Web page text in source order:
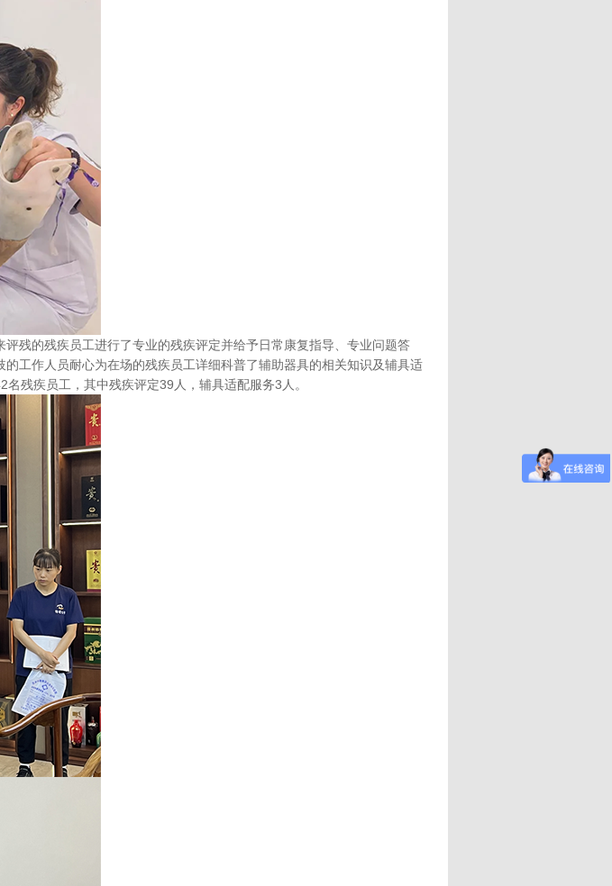
残的残疾员工进行了专业的残疾评定并给予日常康复指导、专业问题答
工作人员耐心为在场的残疾员工详细科普了辅助器具的相关知识及辅具适
残疾员工，其中残疾评定39人，辅具适配服务3人。